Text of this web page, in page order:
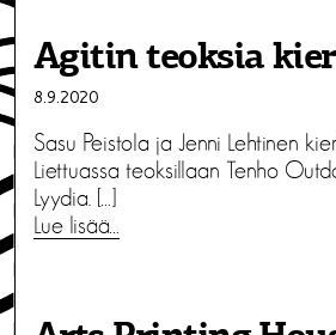
Agitin teoksia
8.9.2020
Sasu Peistola ja Jenni Lehtinen
Liettuassa teoksillaan Tenho
Lyydia. […]
Lue lisää…